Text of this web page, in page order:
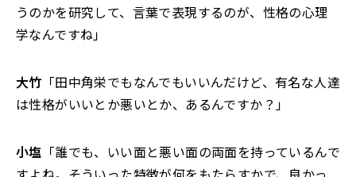
うのかを研究して、言葉で表現するのが、性格の心理
学なんですね」
大竹 「田中角栄でもなんでもいいんだけど、有名な人達
は性格がいいとか悪いとか、あるんですか？」
小塩 「誰でも、いい面と悪い面の両面を持っているんで